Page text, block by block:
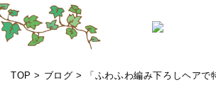
TOP > ブログ > 「ふわふわ編み下ろしヘアで